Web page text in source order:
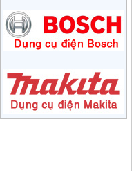
Makita 9558HN
(840W)
:1587000 VND
Máy mài Makita
GA4040 (100mm)
Giá :2043000VND